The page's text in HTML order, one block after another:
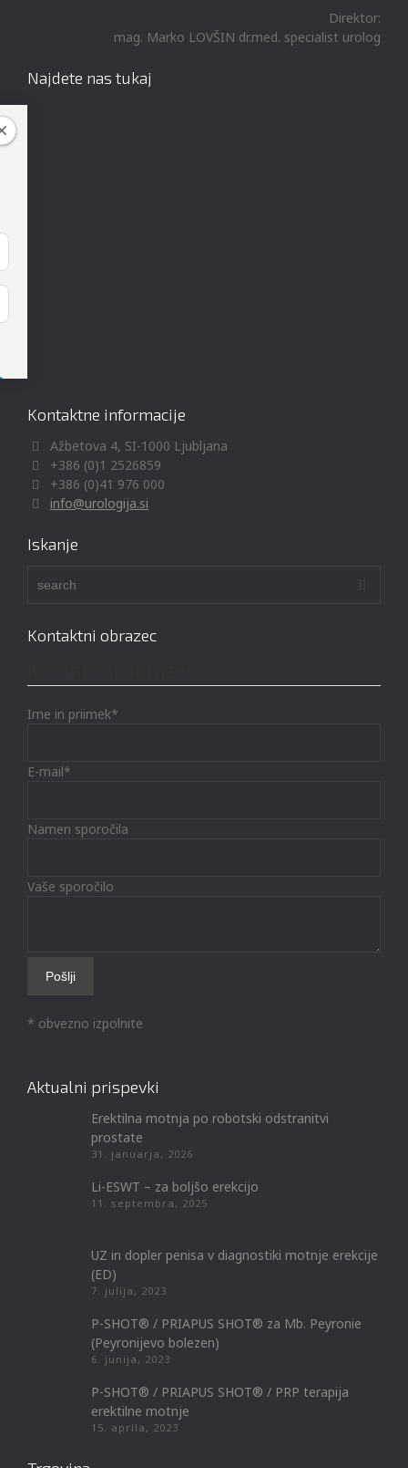
Direktor:
mag. Marko LOVŠIN dr.med. specialist urolog
Najdete nas tukaj
Kontaktne informacije
Ažbetova 4, SI-1000 Ljubljana
+386 (0)1 2526859
+386 (0)41 976 000
info@urologija.si
Iskanje
Kontaktni obrazec
Ime in priimek*
E-mail*
Namen sporočila
Vaše sporočilo
* obvezno izpolnite
Aktualni prispevki
Erektilna motnja po robotski odstranitvi
prostate
31. januarja, 2026
Li-ESWT – za boljšo erekcijo
11. septembra, 2025
UZ in dopler penisa v diagnostiki motnje erekcije
(ED)
7. julija, 2023
P-SHOT® / PRIAPUS SHOT® za Mb. Peyronie
(Peyronijevo bolezen)
6. junija, 2023
P-SHOT® / PRIAPUS SHOT® / PRP terapija
erektilne motnje
15. aprila, 2023